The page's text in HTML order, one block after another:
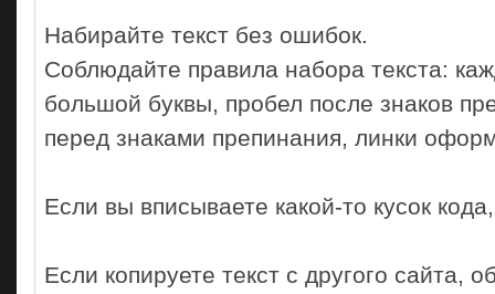
Набирайте текст без ошибок.
Соблюдайте правила набора текста:
большой буквы, пробел после знаков
перед знаками препинания, линки
Если вы вписываете какой-то кусок
Если копируете текст с другого сайта,